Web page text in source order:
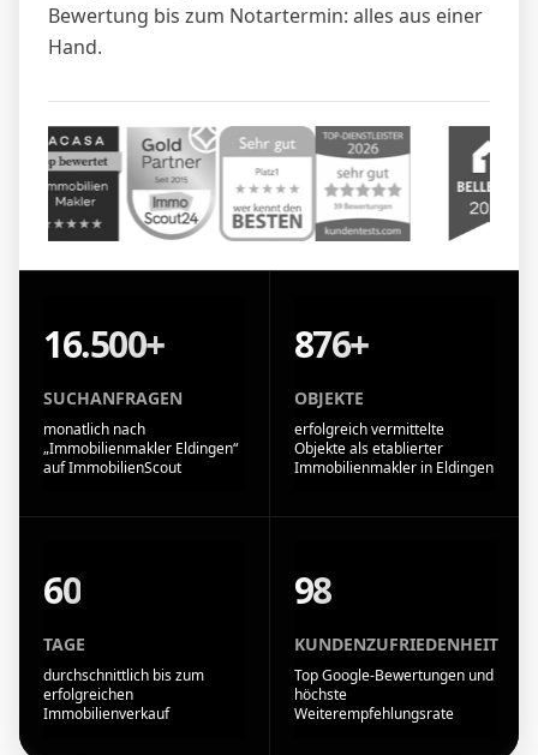
Bewertung bis zum Notartermin: alles aus einer
Hand.
16.500+
SUCHANFRAGEN
monatlich nach
„Immobilienmakler Eldingen“
auf ImmobilienScout
876+
OBJEKTE
erfolgreich vermittelte
Objekte als etablierter
Immobilienmakler in Eldingen
60
TAGE
durchschnittlich bis zum
erfolgreichen
Immobilienverkauf
98
KUNDENZUFRIEDENHEIT
Top Google-Bewertungen und
höchste
Weiterempfehlungsrate